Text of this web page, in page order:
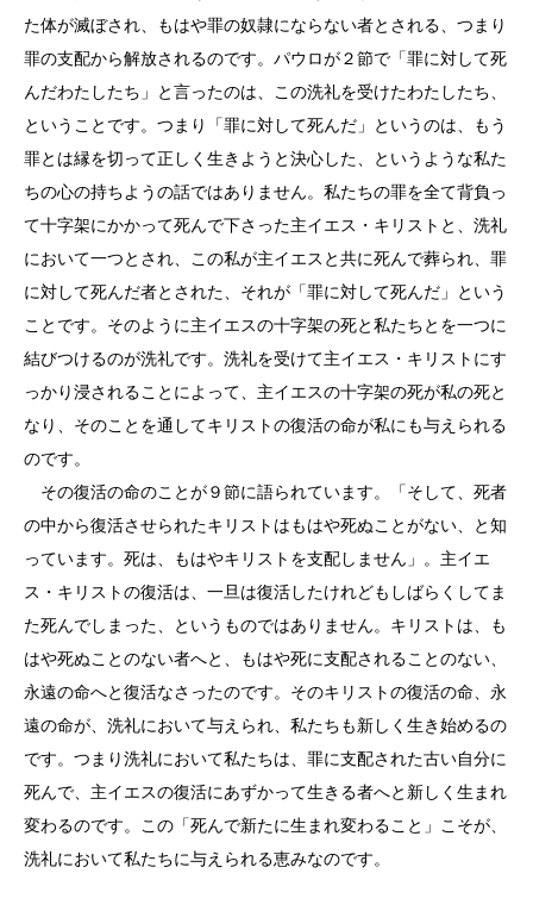
た体が滅ぼされ、もはや罪の奴隷にならない者とされる、つまり
罪の支配から解放されるのです。パウロが２節で「罪に対して死
んだわたしたち」と言ったのは、この洗礼を受けたわたしたち、
ということです。つまり「罪に対して死んだ」というのは、もう
罪とは縁を切って正しく生きようと決心した、というような私た
ちの心の持ちようの話ではありません。私たちの罪を全て背負っ
て十字架にかかって死んで下さった主イエス・キリストと、洗礼
において一つとされ、この私が主イエスと共に死んで葬られ、罪
に対して死んだ者とされた、それが「罪に対して死んだ」という
ことです。そのように主イエスの十字架の死と私たちとを一つに
結びつけるのが洗礼です。洗礼を受けて主イエス・キリストにす
っかり浸されることによって、主イエスの十字架の死が私の死と
なり、そのことを通してキリストの復活の命が私にも与えられる
のです。
その復活の命のことが９節に語られています。「そして、死者
の中から復活させられたキリストはもはや死ぬことがない、と知
っています。死は、もはやキリストを支配しません」。主イエ
ス・キリストの復活は、一旦は復活したけれどもしばらくしてま
た死んでしまった、というものではありません。キリストは、も
はや死ぬことのない者へと、もはや死に支配されることのない、
永遠の命へと復活なさったのです。そのキリストの復活の命、永
遠の命が、洗礼において与えられ、私たちも新しく生き始めるの
です。つまり洗礼において私たちは、罪に支配された古い自分に
死んで、主イエスの復活にあずかって生きる者へと新しく生まれ
変わるのです。この「死んで新たに生まれ変わること」こそが、
洗礼において私たちに与えられる恵みなのです。